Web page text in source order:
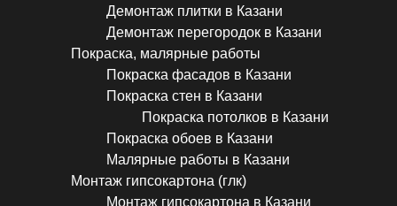
Демонтаж плитки в Казани
Демонтаж перегородок в Казани
Покраска, малярные работы
Покраска фасадов в Казани
Покраска стен в Казани
Покраска потолков в Казани
Покраска обоев в Казани
Малярные работы в Казани
Монтаж гипсокартона (глк)
Монтаж гипсокартона в Казани